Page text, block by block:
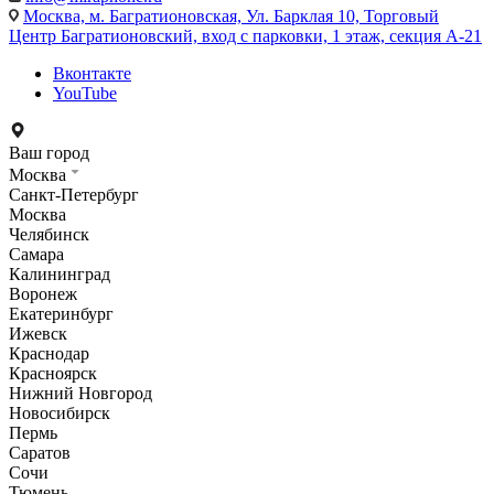
Москва, м. Багратионовская, Ул. Барклая 10, Торговый
Центр Багратионовский, вход с парковки, 1 этаж, секция А-21
Вконтакте
YouTube
Ваш город
Москва
Санкт-Петербург
Москва
Челябинск
Самара
Калининград
Воронеж
Екатеринбург
Ижевск
Краснодар
Красноярск
Нижний Новгород
Новосибирск
Пермь
Саратов
Сочи